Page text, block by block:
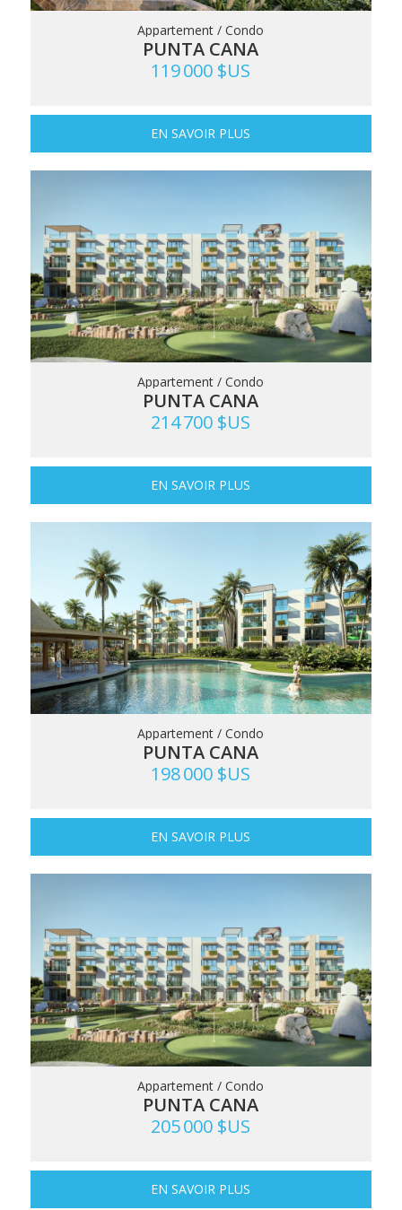
Appartement / Condo
PUNTA CANA
119 000 $US
EN SAVOIR PLUS
Appartement / Condo
PUNTA CANA
214 700 $US
EN SAVOIR PLUS
Appartement / Condo
PUNTA CANA
198 000 $US
EN SAVOIR PLUS
Appartement / Condo
PUNTA CANA
205 000 $US
EN SAVOIR PLUS